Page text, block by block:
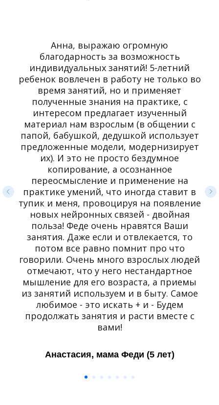
Анна, выражаю огромную
благодарность за возможность
индивидуальных занятий! 5-летний
ребенок вовлечен в работу не только во
время занятий, но и применяет
полученные знания на практике, с
интересом предлагает изученный
материал нам взрослым (в общении с
папой, бабушкой, дедушкой использует
предложенные модели, модернизирует
их). И это не просто бездумное
копирование, а осознанное
переосмысление и применение на
практике умений, что иногда ставит в
тупик и меня, провоцируя на появление
новых нейронных связей - двойная
польза! Феде очень нравятся Ваши
занятия. Даже если и отвлекается, то
потом все равно помнит про что
говорили. Очень много взрослых людей
отмечают, что у него нестандартное
мышление для его возраста, а приемы
из занятий используем и в быту. Самое
любимое - это искать + и - Будем
продолжать занятия и расти вместе с
вами!
Анастасия, мама Феди (5 лет)